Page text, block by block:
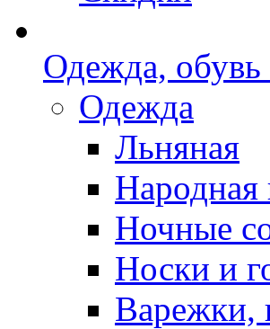
Одежда, обувь
Одежда
Льняная
Народная
Ночные
Носки и
Варежки,